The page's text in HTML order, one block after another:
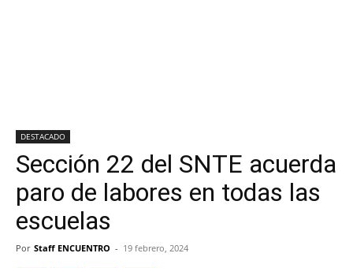
DESTACADO
Sección 22 del SNTE acuerda
paro de labores en todas las
escuelas
Por Staff ENCUENTRO - 19 febrero, 2024